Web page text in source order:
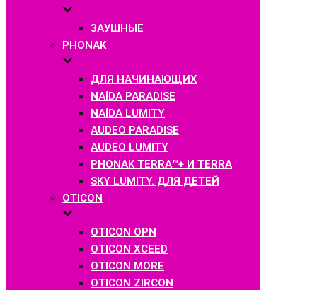
ЗАУШНЫЕ
PHONAK
ДЛЯ НАЧИНАЮЩИХ
NAÍDA PARADISE
NAÍDA LUMITY
AUDEO PARADISE
AUDEO LUMITY
PHONAK TERRA™+ И TERRA
SKY LUMITY. ДЛЯ ДЕТЕЙ
OTICON
OTICON OPN
OTICON XCEED
OTICON MORE
OTICON ZIRCON